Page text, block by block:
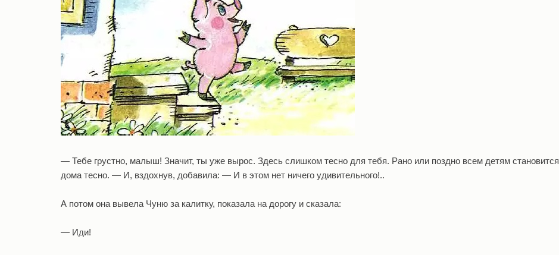
— Тебе грустно, малыш! Значит, ты уже вырос. Здесь слишком тесно для тебя. Рано или поздно всем детям становится
дома тесно. — И, вздохнув, добавила: — И в этом нет ничего удивительного!..
А потом она вывела Чуню за калитку, показала на дорогу и сказала:
— Иди!